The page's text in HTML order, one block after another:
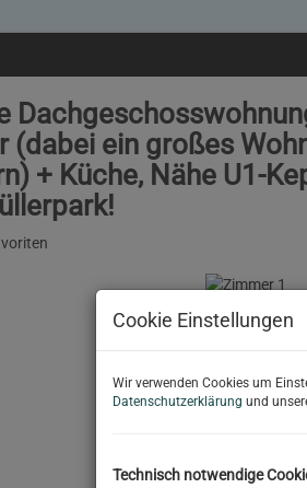
(dabei ein großes
+ Küche, Nähe U1-
Cookie Einstellungen
Wir verwenden Cookies um
Datenschutzerklärung und
Technisch notwendige